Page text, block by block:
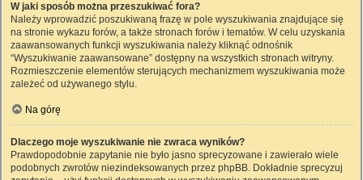
W jaki sposób można przeszukiwać fora?
Należy wprowadzić poszukiwaną frazę w pole wyszukiwania znajdujące się
na stronie wykazu forów, a także stronach forów i tematów. W celu uzyskania
zaawansowanych funkcji wyszukiwania należy kliknąć odnośnik
“Wyszukiwanie zaawansowane” dostępny na wszystkich stronach witryny.
Rozmieszczenie elementów sterujących mechanizmem wyszukiwania może
zależeć od używanego stylu.
Na górę
Dlaczego moje wyszukiwanie nie zwraca wyników?
Prawdopodobnie zapytanie nie było jasno sprecyzowane i zawierało wiele
podobnych zwrotów niezindeksowanych przez phpBB. Dokładnie sprecyzuj